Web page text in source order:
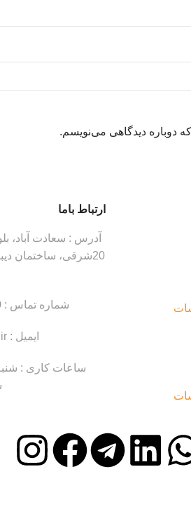
دوباره دیدگاهی می‌نویسم.
ارتباط باما
آدرس : سعادت آباد،
شماره تماس : 22383160-021
ایمیل : info@doramis.ir
ساعات کاری : شنبه